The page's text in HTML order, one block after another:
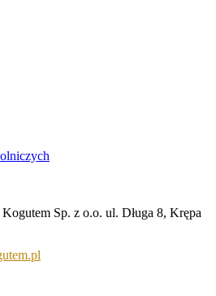
Sp. z o.o. ul. Długa 8, Krępa